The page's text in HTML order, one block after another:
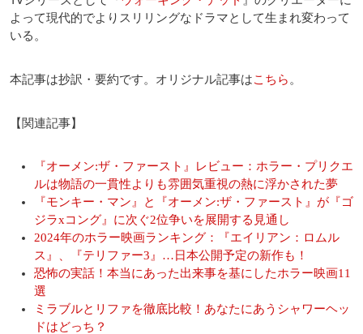
よって現代的でよりスリリングなドラマとして生まれ変わって
いる。
本記事は抄訳・要約です。オリジナル記事はこちら 。
【関連記事】
『オーメン:ザ・ファースト』レビュー：ホラー・プリクエ
ルは物語の一貫性よりも雰囲気重視の熱に浮かされた夢
『モンキー・マン』と『オーメン:ザ・ファースト』が『ゴ
ジラxコング』に次ぐ2位争いを展開する見通し
2024年のホラー映画ランキング：『エイリアン：ロムル
ス』、『テリファー3』…日本公開予定の新作も！
恐怖の実話！本当にあった出来事を基にしたホラー映画11
選
ミラブルとリファを徹底比較！あなたにあうシャワーヘッ
ドはどっち？